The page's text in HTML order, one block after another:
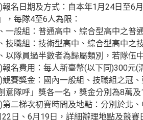
報名日期及方式：自本年1月24日至6
，每隊4至6人為限：
一般組：普通高中、綜合型高中之普
技職組：技術型高中、綜合型高中之
以隊員過半數者為歸屬類別，若隊伍
報名費用：每人新臺幣(以下同)300元(
競賽獎金：國內一般組、技職組之冠
創意隊呼」獎各一名，獎金分別為8萬及
第二梯次初賽時間及地點：分別於北
22日、6月19日，詳細辦理地點及競